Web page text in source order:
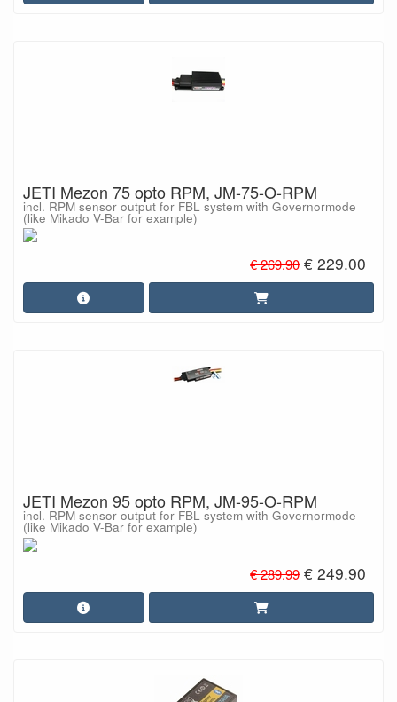
JETI Mezon 75 opto RPM, JM-75-O-RPM
incl. RPM sensor output for FBL system with Governormode
(like Mikado V-Bar for example)
€ 269.90 € 229.00
JETI Mezon 95 opto RPM, JM-95-O-RPM
incl. RPM sensor output for FBL system with Governormode
(like Mikado V-Bar for example)
€ 289.99 € 249.90